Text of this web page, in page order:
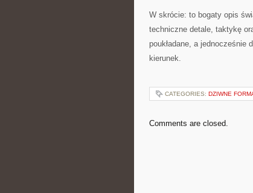
W skrócie: to bogaty opis
techniczne detale, taktykę
poukładane, a jednocześnie
kierunek.
CATEGORIES: DZIWNE
Comments are closed.